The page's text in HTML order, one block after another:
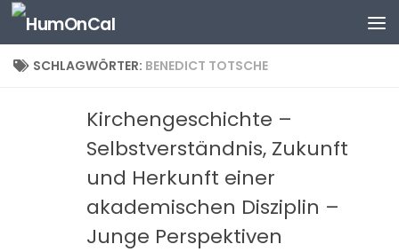
Zum Inhalt springen
SCHLAGWÖRTER: BENEDICT TOTSCHE
Kirchengeschichte –
Selbstverständnis, Zukunft
und Herkunft einer
akademischen Disziplin –
Junge Perspektiven